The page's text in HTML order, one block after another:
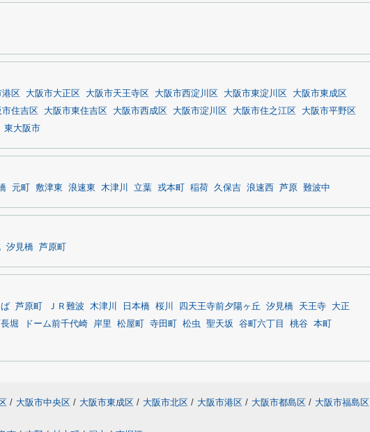
区 大阪市大正区 大阪市天王寺区 大阪市西淀川区 大阪市東淀川区
大阪市東成区
市住吉区 大阪市東住吉区 大阪市西成区 大阪市淀川区 大阪市住之江区
大阪市平野区
東大阪市
元町 敷津東 浪速東 木津川 立葉 戎本町 稲荷 久保吉 浪速西 芦原 難波中
汐見橋 芦原町
芦原町 ＪＲ難波 木津川 日本橋 桜川 四天王寺前夕陽ヶ丘 汐見橋 天王寺
大正
堀 ドーム前千代崎 岸里 松屋町 寺田町 松虫 聖天坂 谷町六丁目 桃谷 本町
/ 大阪市中央区 / 大阪市東成区 / 大阪市北区 / 大阪市港区 / 大阪市都島区 / 大阪市福島区